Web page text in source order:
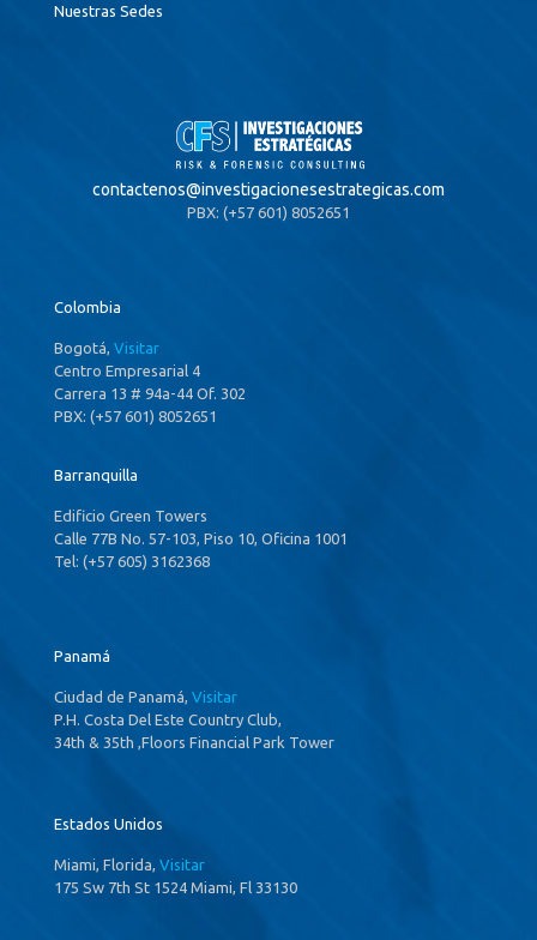
Nuestras Sedes
contactenos@investigacionesestrategicas.com
PBX: (+57 601) 8052651
Colombia
Bogotá, Visitar
Centro Empresarial 4
Carrera 13 # 94a-44 Of. 302
PBX: (+57 601) 8052651
Barranquilla
Edificio Green Towers
Calle 77B No. 57-103, Piso 10, Oficina 1001
Tel: (+57 605) 3162368
Panamá
Ciudad de Panamá, Visitar
P.H. Costa Del Este Country Club,
34th & 35th ,Floors Financial Park Tower
Estados Unidos
Miami, Florida, Visitar
175 Sw 7th St 1524 Miami, Fl 33130